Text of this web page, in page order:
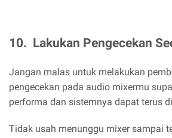
10. Lakukan Pengecekan
Jangan malas untuk melakukan
pengecekan pada audio mixermu
performa dan sistemnya dapat terus
Tidak usah menunggu mixer sampai